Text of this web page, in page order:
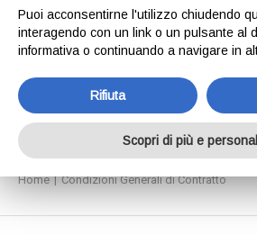
Condizioni
Contratto
Home Condizioni Generali di Contratto
Puoi acconsentirne l'utilizzo chiudendo
interagendo con un link o un pulsante al
informativa o continuando a navigare in
Rifiuta
Scopri di più e